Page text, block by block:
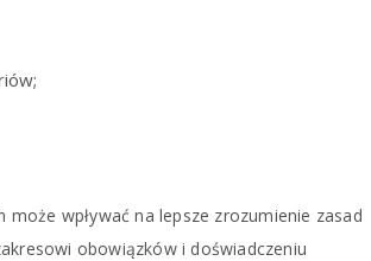
wpływać na lepsze zrozumienie zasad
obowiązków i doświadczeniu